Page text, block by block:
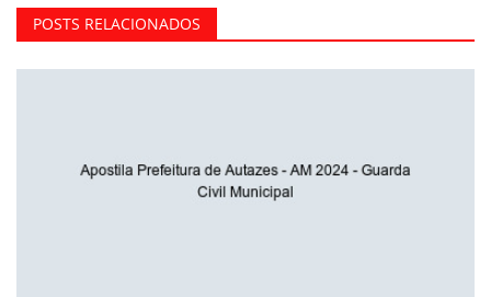
POSTS RELACIONADOS